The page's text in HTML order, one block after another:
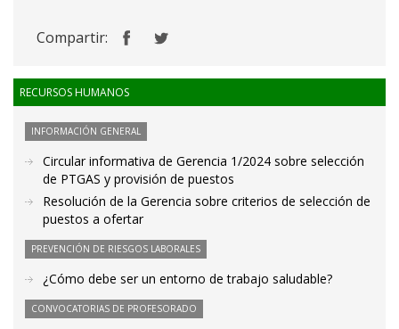
Compartir:
RECURSOS HUMANOS
INFORMACIÓN GENERAL
Circular informativa de Gerencia 1/2024 sobre selección
de PTGAS y provisión de puestos
Resolución de la Gerencia sobre criterios de selección de
puestos a ofertar
PREVENCIÓN DE RIESGOS LABORALES
¿Cómo debe ser un entorno de trabajo saludable?
CONVOCATORIAS DE PROFESORADO